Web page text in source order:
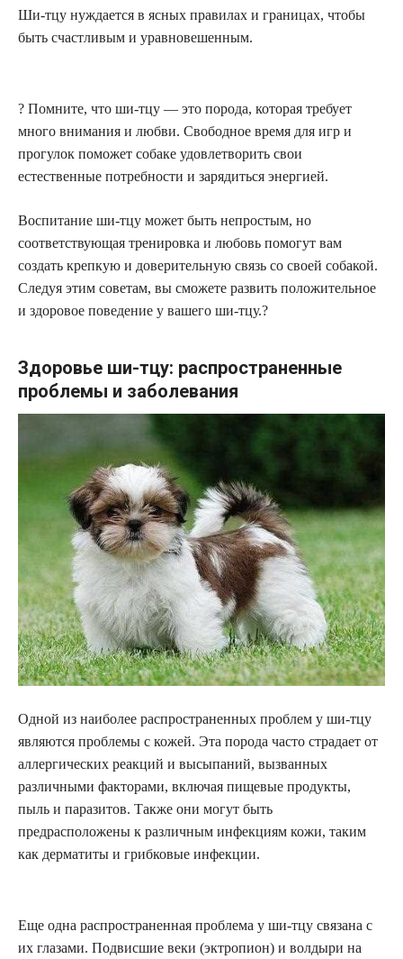
Ши-тцу нуждается в ясных правилах и границах, чтобы
быть счастливым и уравновешенным.
? Помните, что ши-тцу — это порода, которая требует
много внимания и любви. Свободное время для игр и
прогулок поможет собаке удовлетворить свои
естественные потребности и зарядиться энергией.
Воспитание ши-тцу может быть непростым, но
соответствующая тренировка и любовь помогут вам
создать крепкую и доверительную связь со своей собакой.
Следуя этим советам, вы сможете развить положительное
и здоровое поведение у вашего ши-тцу.?
Здоровье ши-тцу: распространенные
проблемы и заболевания
Одной из наиболее распространенных проблем у ши-тцу
являются проблемы с кожей. Эта порода часто страдает от
аллергических реакций и высыпаний, вызванных
различными факторами, включая пищевые продукты,
пыль и паразитов. Также они могут быть
предрасположены к различным инфекциям кожи, таким
как дерматиты и грибковые инфекции.
Еще одна распространенная проблема у ши-тцу связана с
их глазами. Подвисшие веки (эктропион) и волдыри на